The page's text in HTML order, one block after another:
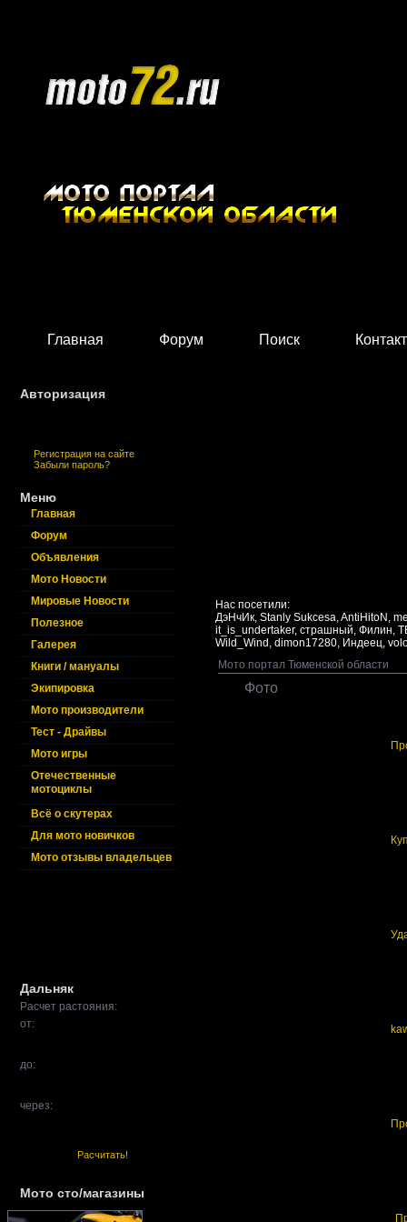
Главная Форум Поиск
Авторизация
Регистрация на сайте
Забыли пароль?
Меню
Главная
Форум
Объявления
Мото Новости
Мировые Новости
Полезное
Галерея
Книги / мануалы
Экипировка
Мото производители
Тест - Драйвы
Мото игры
Отечественные
мотоциклы
Всё о скутерах
Для мото новичков
Мото отзывы владельцев
Дальняк
Расчет растояния:
от:
до:
через:
Расчитать!
Мото сто/магазины
Нас посетили:
ДэНчИк,Stanly Sukcesa,AntiHitoN,
it_is_undertaker,страшный,Филин,
Wild_Wind,dimon17280, Индеец,
Мото портал Тюменской области
Фото